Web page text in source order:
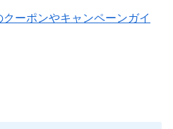
ーポンやキャンペーンガイ